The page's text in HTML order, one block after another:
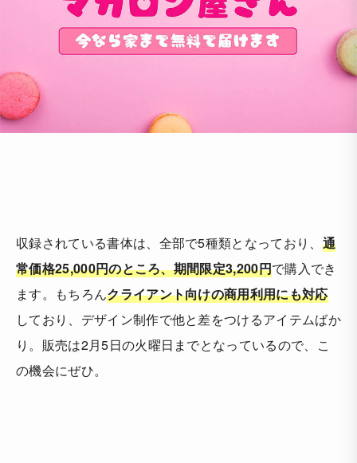
収録されている書体は、全部で5種類となっており、 通
常価格25,000円のところ、期間限定3,200円で購入でき
ます。もちろんクライアント向けの商用利用にも対応
しており、デザイン制作で他と差をつけるアイテムばか
り。販売は2月5日の火曜日までとなっているので、こ
の機会にぜひ。